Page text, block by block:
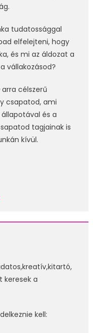
tudatossággal
elfelejteni, hogy
és mi az áldozat a
vállakozásod?
célszerű
csapatod, ami
és a
tagjainak is
kívül.
a
kell: